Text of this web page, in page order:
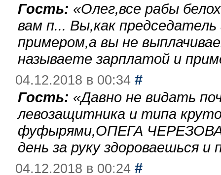
Гость: «Олег,все рабы
вам п... Вы,как
примером,а вы не
называете зарплатой и
04.12.2018 в 00:34 #
Гость: «Давно не видать
левозащитника и типа
фуфырями,ОПЕГА
день за руку здороваешься
04.12.2018 в 00:24 #